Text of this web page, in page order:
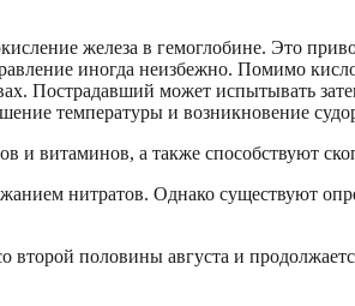
железа в гемоглобине. Это
иногда неизбежно. Помимо
Пострадавший может испытывать
температуры и возникновение
витаминов, а также способствуют
нитратов. Однако существуют
второй половины августа и